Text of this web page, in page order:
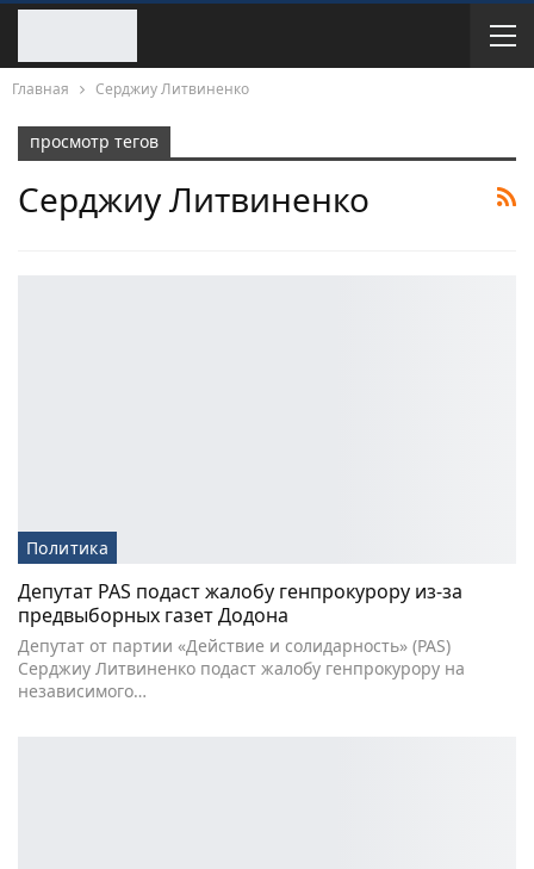
Главная Серджиу Литвиненко
просмотр тегов
Серджиу Литвиненко
Политика
Депутат PAS подаст жалобу генпрокурору из-за
предвыборных газет Додона
Депутат от партии «Действие и солидарность» (PAS)
Серджиу Литвиненко подаст жалобу генпрокурору на
независимого…